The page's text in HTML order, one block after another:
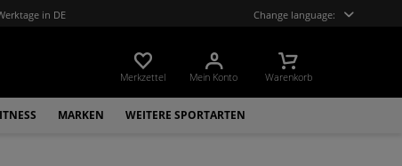
in DE Change language:
Merkzettel Mein Konto Warenkorb
MARKEN WEITERE SPORTARTEN